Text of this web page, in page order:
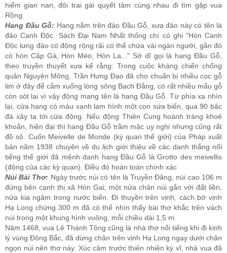
hiểm gian nan, đôi trai gái quyết tâm cùng nhau đi tìm gặp vua
Rồng.
Hang Ðầu Gỗ: Hang nằm trên đảo Ðầu Gỗ, xưa đảo này có tên là
đảo Canh Ðộc. Sách Ðại Nam Nhất thống chí có ghi "Hòn Canh
Ðộc lưng đảo có động rộng rãi có thể chứa vài ngàn người, gần đó
có hòn Cặp Gà, Hòn Mèo, Hòn La..." Sở dĩ gọi là hang Ðầu Gỗ,
theo truyền thuyết xưa kể rằng: Trong cuộc kháng chiến chống
quân Nguyên Mông, Trần Hưng Ðạo đã cho chuẩn bị nhiều cọc gỗ
lim ở đây để cắm xuống lòng sông Bạch Ðằng, có rất nhiều mẩu gỗ
còn sót lại vì vậy động mang tên là hang Ðầu Gỗ. Từ phía xa nhìn
lại, cửa hang có màu xanh lam hình một con sứa biển, qua 90 bậc
đá xây ta tới cửa động. Nếu động Thiên Cung hoành tráng khoẻ
khoắn, hiện đại thì hang Ðầu Gỗ trầm mặc uy nghi nhưng cũng rất
đồ sộ. Cuốn Meivelle de Monde (kỳ quan thế giới) của Pháp xuất
bản năm 1938 chuyên về du lịch giới thiệu về các danh thắng nổi
tiếng thế giới đã mệnh danh hang Ðầu Gỗ là Grotto des meivellis
(động của các kỳ quan). Ðiều đó hoàn toàn chính xác
Núi Bài Thơ: Ngày trước núi có tên là Truyền Ðăng, núi cao 106 m
đứng bên cạnh thị xã Hòn Gai, một nửa chân núi gắn với đất liền,
nửa kia ngâm trong nước biển. Ði thuyền trên vịnh, cách bờ vịnh
Hạ Long chừng 300 m đã có thể nhìn thấy bài thơ khắc trên vách
núi trong một khung hình vuông, mỗi chiều dài 1,5 m.
Năm 1468, vua Lê Thánh Tông cũng là nhà thơ nổi tiếng khi đi kinh
lý vùng Ðông Bắc, đã dừng chân trên vịnh Hạ Long ngay dưới chân
ngọn núi nên thơ này. Xúc cảm trước thiên nhiên kỳ vĩ, nhà vua đã